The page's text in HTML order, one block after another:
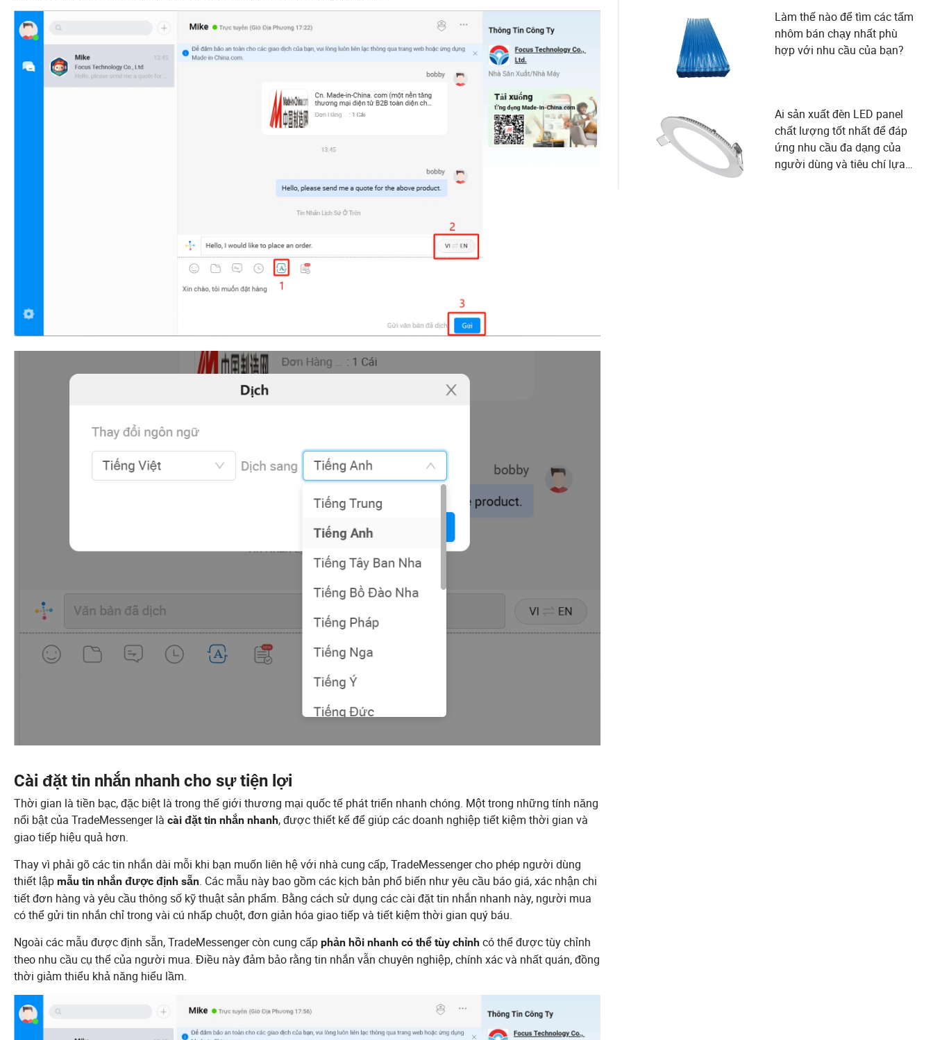
Cài đặt tin nhắn nhanh cho sự tiện lợi
Thời gian là tiền bạc, đặc biệt là trong thế giới thương mại quốc tế phát triển nhanh chóng. Một trong những tính năng
nổi bật của TradeMessenger là cài đặt tin nhắn nhanh, được thiết kế để giúp các doanh nghiệp tiết kiệm thời gian và
giao tiếp hiệu quả hơn.
Thay vì phải gõ các tin nhắn dài mỗi khi bạn muốn liên hệ với nhà cung cấp, TradeMessenger cho phép người dùng
thiết lập mẫu tin nhắn được định sẵn. Các mẫu này bao gồm các kịch bản phổ biến như yêu cầu báo giá, xác nhận chi
tiết đơn hàng và yêu cầu thông số kỹ thuật sản phẩm. Bằng cách sử dụng các cài đặt tin nhắn nhanh này, người mua
có thể gửi tin nhắn chỉ trong vài cú nhấp chuột, đơn giản hóa giao tiếp và tiết kiệm thời gian quý báu.
Ngoài các mẫu được định sẵn, TradeMessenger còn cung cấp phản hồi nhanh có thể tùy chỉnh có thể được tùy chỉnh
theo nhu cầu cụ thể của người mua. Điều này đảm bảo rằng tin nhắn vẫn chuyên nghiệp, chính xác và nhất quán, đồng
thời giảm thiểu khả năng hiểu lầm.
Làm thế nào để tìm các tấm
nhôm bán chạy nhất phù
hợp với nhu cầu của bạn?
Ai sản xuất đèn LED panel
chất lượng tốt nhất để đáp
ứng nhu cầu đa dạng của
người dùng và tiêu chí lựa